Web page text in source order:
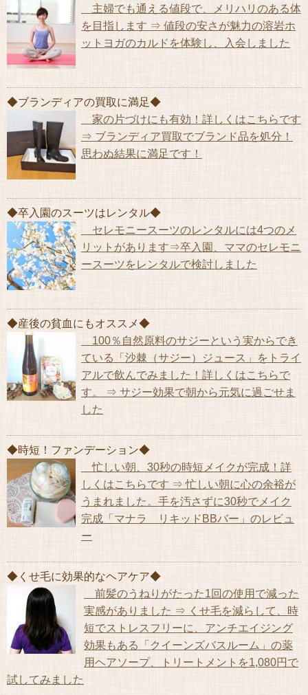
主婦でも通える値段で、メリハリのある体
を目指します ⇒ 値段の安さが魅力の溶岩ホ
ットヨガのカルドを体験し、入会しました
◆ブランディアの買取に満足◆
家の片づけにも有効！詳しくはこちらです
⇒ ブランディア買取でブランド品を処分！
思わぬ結果に満足です！
◆卒入園のスーツはレンタル◆
セレモニースーツのレンタルには4つのメ
リットがあります⇒卒入園、ママのセレモニ
ースーツをレンタルで検討しました
◆産後の貧血にもオススメ◆
100％自然原料のサジーという実からでき
ている「沙棘（サジー）ジュース」をトライ
アルで飲んでみました！詳しくはこちらで
す。 ⇒ サジー効果で朝から元気に過ごせま
した
◆時短！ファンデーション◆
忙しい朝、30秒の時短メイクが完成！詳
しくはこちらです ⇒ 忙しい朝に心の余裕が
うまれました。手を汚さずに30秒でメイク
完成「マナラ リキッドBBバー」のレビュ
ー
◆くせ毛に効果的なヘアケア◆
前髪のうねりがたった1回の使用で減った
実感がありました ⇒ くせ毛を減らして、時
短でストレスフリーに、アンチエイジング
効果もある「クイーンズバスルーム」の薬
用ヘアソープ、トリートメントを1,080円で
試してみました